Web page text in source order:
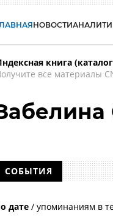
НОВОСТИ
книга
все материалы
СОБЫТИЯ
дате / упоминаниям в